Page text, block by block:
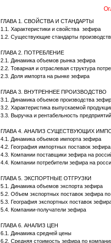
ГЛАВА 1. СВОЙСТВА И СТАНДАРТЫ
1.1. Характеристики и свойства зефира
1.2. Существующие стандарты
ГЛАВА 2. ПОТРЕБЛЕНИЕ
2.1. Динамика объемов рынка зефира
2.2. Товарная и отраслевая структура
2.3. Доля импорта на рынке зефира
ГЛАВА 3. ВНУТРЕННЕЕ ПРОИЗВОДСТВО
3.1. Динамика объемов производства
3.2. Характеристика выпускаемой
3.3. Выручка и рентабельность
ГЛАВА 4. АНАЛИЗ СУЩЕСТВУЮЩИХ
4.1. Динамика объемов импорта зефира
4.2. География импортных поставок зефира
4.3. Компании поставщики зефира на
4.4. Компании потребители зефира на
ГЛАВА 5. ЭКСПОРТНЫЕ ОТГРУЗКИ
5.1. Динамика объемов экспорта зефира
5.2. Объем экспортных поставок зефира
5.3. География экспортных поставок
5.4. Компании-получатели зефира
ГЛАВА 6. АНАЛИЗ ЦЕН
6.1. Динамика средней цены
6.2. Средняя стоимость зефира по